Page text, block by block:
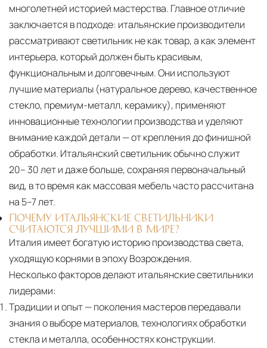
многолетней историей мастерства. Главное отличие
заключается в подходе: итальянские производители
рассматривают светильник не как товар, а как элемент
интерьера, который должен быть красивым,
функциональным и долговечным. Они используют
лучшие материалы (натуральное дерево, качественное
стекло, премиум-металл, керамику), применяют
инновационные технологии производства и уделяют
внимание каждой детали — от крепления до финишной
обработки. Итальянский светильник обычно служит
20– 30 лет и даже больше, сохраняя первоначальный
вид, в то время как массовая мебель часто рассчитана
на 5–7 лет.
ПОЧЕМУ ИТАЛЬЯНСКИЕ СВЕТИЛЬНИКИ
СЧИТАЮТСЯ ЛУЧШИМИ В МИРЕ?
Италия имеет богатую историю производства света,
уходящую корнями в эпоху Возрождения.
Несколько факторов делают итальянские светильники
лидерами:
Традиции и опыт— поколения мастеров передавали
знания о выборе материалов, технологиях обработки
стекла и металла, особенностях конструкции.